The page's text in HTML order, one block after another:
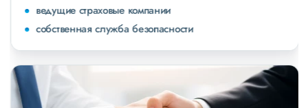
ведущие страховые компании
собственная служба безопасности